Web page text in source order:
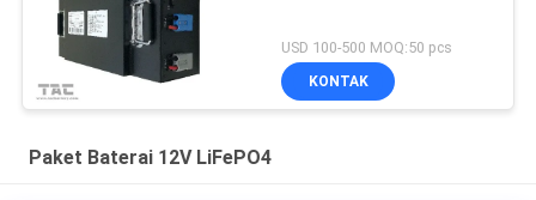
USD 100-500 MOQ:50 pcs
KONTAK
Paket Baterai 12V LiFePO4